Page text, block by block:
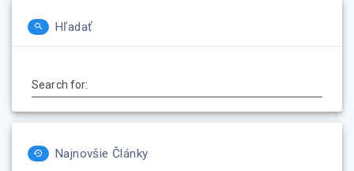
Hľadať
Search for:
Najnovšie Články